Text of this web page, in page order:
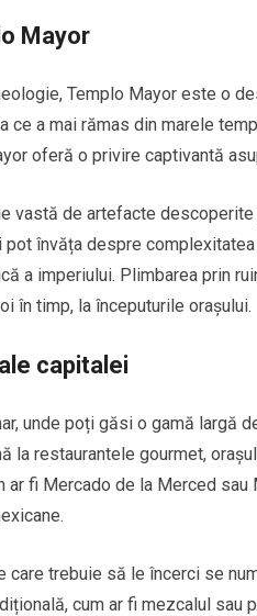
Mayor
Templo Mayor este o
a mai rămas din marele
oferă o privire captivantă
vastă de artefacte
învăța despre
a imperiului. Plimbarea prin
în timp, la începuturile orașului.
capitalei
unde poți găsi o gamă largă
la restaurantele gourmet,
ar fi Mercado de la Merced
care trebuie să le încerci se
cum ar fi mezcalul sau